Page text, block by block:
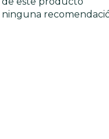
ninguna